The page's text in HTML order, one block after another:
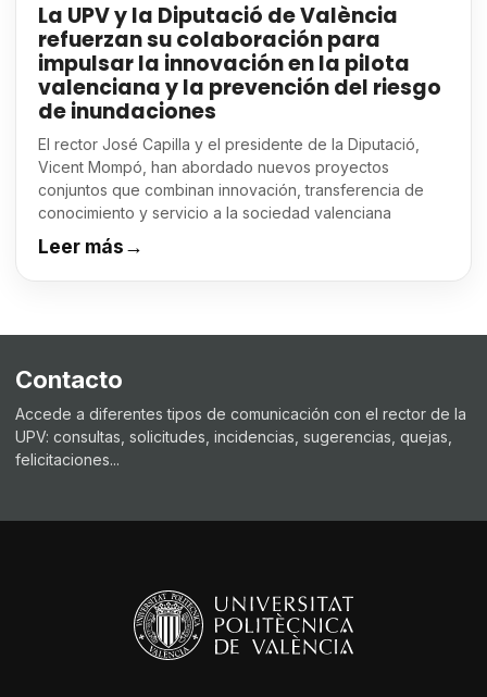
La UPV y la Diputació de València
refuerzan su colaboración para
impulsar la innovación en la pilota
valenciana y la prevención del riesgo
de inundaciones
El rector José Capilla y el presidente de la Diputació,
Vicent Mompó, han abordado nuevos proyectos
conjuntos que combinan innovación, transferencia de
conocimiento y servicio a la sociedad valenciana
Leer más→
Contacto
Accede a diferentes tipos de comunicación con el rector de la
UPV: consultas, solicitudes, incidencias, sugerencias, quejas,
felicitaciones...